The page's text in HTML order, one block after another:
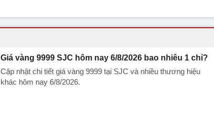
Giá vàng 9999 SJC hôm nay 6/8/2026 bao nhiêu 1 chỉ?
Cập nhật chi tiết giá vàng 9999 tại SJC và nhiều thương hiệu
khác hôm nay 6/8/2026.